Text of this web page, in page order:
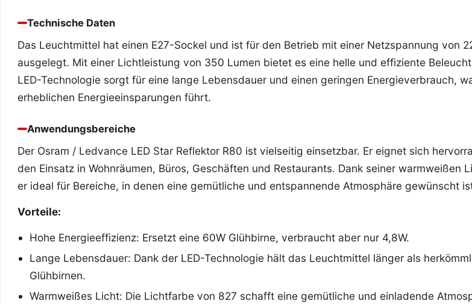
Technische Daten
Das Leuchtmittel hat einen E27-Sockel und ist für den Betrieb mit einer Netzspannung von
ausgelegt. Mit einer Lichtleistung von 350 Lumen bietet es eine helle und effiziente
LED-Technologie sorgt für eine lange Lebensdauer und einen geringen Energieverbrauch,
erheblichen Energieeinsparungen führt.
Anwendungsbereiche
Der Osram / Ledvance LED Star Reflektor R80 ist vielseitig einsetzbar. Er eignet sich
den Einsatz in Wohnräumen, Büros, Geschäften und Restaurants. Dank seiner warmweißen
er ideal für Bereiche, in denen eine gemütliche und entspannende Atmosphäre gewünscht
Vorteile:
Hohe Energieeffizienz: Ersetzt eine 60W Glühbirne, verbraucht aber nur 4,8W.
Lange Lebensdauer: Dank der LED-Technologie hält das Leuchtmittel länger als
Glühbirnen.
Warmweißes Licht: Die Lichtfarbe von 827 schafft eine gemütliche und einladende